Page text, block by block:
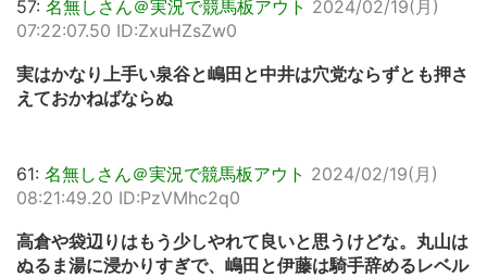
57: 名無しさん＠実況で競馬板アウト 2024/02/19(月)
07:22:07.50 ID:ZxuHZsZw0
実はかなり上手い泉谷と嶋田と中井は穴党ならずとも押さ
えておかねばならぬ
61: 名無しさん＠実況で競馬板アウト 2024/02/19(月)
08:21:49.20 ID:PzVMhc2q0
高倉や袋辺りはもう少しやれて良いと思うけどな。丸山は
ぬるま湯に浸かりすぎで、嶋田と伊藤は騎手辞めるレベル